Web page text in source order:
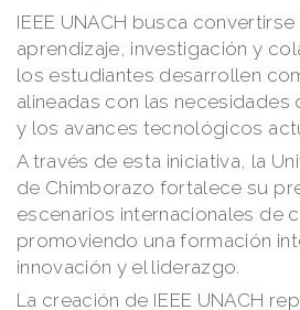
IEEE UNACH busca
aprendizaje, investigación y
los estudiantes desarrollen
alineadas con las
y los avances tecnológicos
A través de esta iniciativa, la
de Chimborazo fortalece su
escenarios internacionales de
promoviendo una formación
innovación y el liderazgo.
La creación de IEEE UNACH